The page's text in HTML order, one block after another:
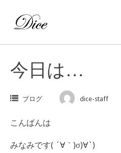
content
今日は…
ブログ dice-staff
こんばんは
みなみです( ´∀｀)σ)∀`)